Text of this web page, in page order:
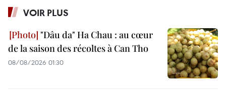
VOIR PLUS
"Dâu da" Ha Chau : au cœur
de la saison des récoltes à Can Tho
08/08/2026 01:30